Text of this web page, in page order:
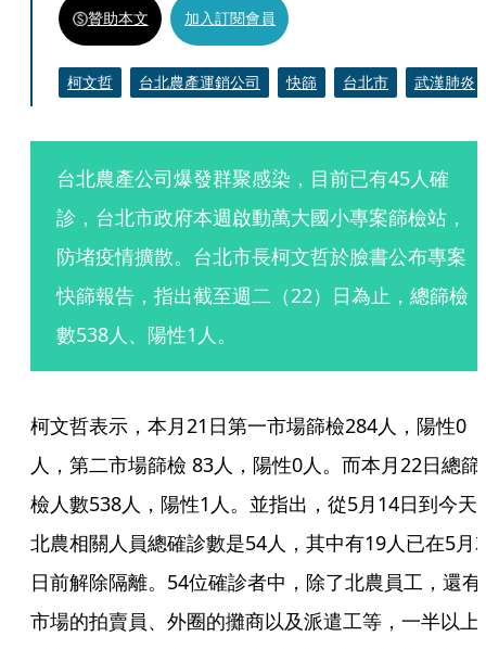
贊助本文 加入訂閱會員
柯文哲 台北農產運銷公司 快篩 台北市 武漢肺炎
台北農產公司爆發群聚感染，目前已有45人確
診，台北市政府本週啟動萬大國小專案篩檢站，
防堵疫情擴散。台北市長柯文哲於臉書公布專案
快篩報告，指出截至週二（22）日為止，總篩檢
數538人、陽性1人。
柯文哲表示，本月21日第一市場篩檢284人，陽性0
人，第二市場篩檢 83人，陽性0人。而本月22日總篩
檢人數538人，陽性1人。並指出，從5月14日到今天
北農相關人員總確診數是54人，其中有19人已在5月
日前解除隔離。54位確診者中，除了北農員工，還有
市場的拍賣員、外圈的攤商以及派遣工等，一半以上